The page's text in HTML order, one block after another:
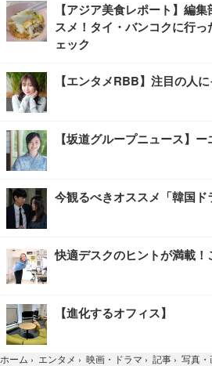
【アジア美食レポート】編
スメ！タイ・バンコクに行
ェック
【エンタメRBB】注目の人
【坂道グループニュース】
今観るべきオススメ「韓国ド
快適デスクのヒントが満載
【進化するオフィス】
ホーム › エンタメ › 映画・ドラマ › 記事 › 写真・